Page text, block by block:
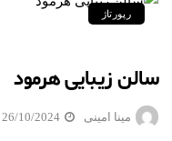
رپورتاژ
سالن زیبایی هرمود
مینا امینی 26/10/2024